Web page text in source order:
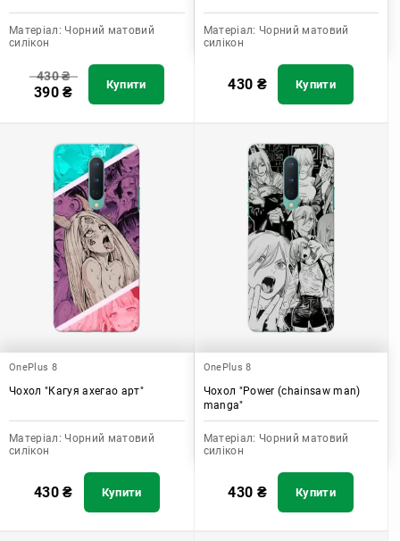
Матеріал: Чорний матовий
силікон
430₴
390₴ Купити
Матеріал: Чорний матовий
силікон
430 ₴ Купити
OnePlus 8
Чохол "Кагуя ахегао арт"
Матеріал: Чорний матовий
силікон
430₴ Купити
OnePlus 8
Чохол "Power (chainsaw man)
manga"
Матеріал: Чорний матовий
силікон
430 ₴ Купити